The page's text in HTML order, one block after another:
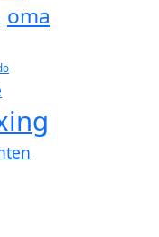
oma